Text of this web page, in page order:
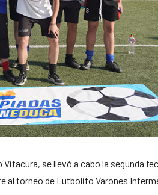
se llevó a cabo la segunda
al torneo de Futbolito Varones